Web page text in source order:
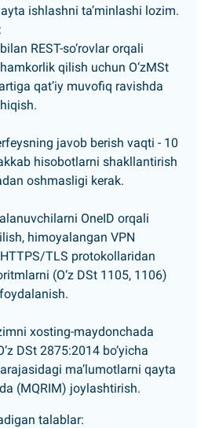
ishlashni taʼminlashi lozim.
REST-so‘rovlar orqali
qilish uchun O‘zMSt
qatʼiy muvofiq ravishda
javob berish vaqti - 10
hisobotlarni shakllantirish
oshmasligi kerak.
OneID orqali
himoyalangan VPN
TLS protokollaridan
(O‘z DSt 1105, 1106)
xosting-maydonchada
DSt 2875:2014 bo‘yicha
maʼlumotlarni qayta
(MQRIM) joylashtirish.
talablar: